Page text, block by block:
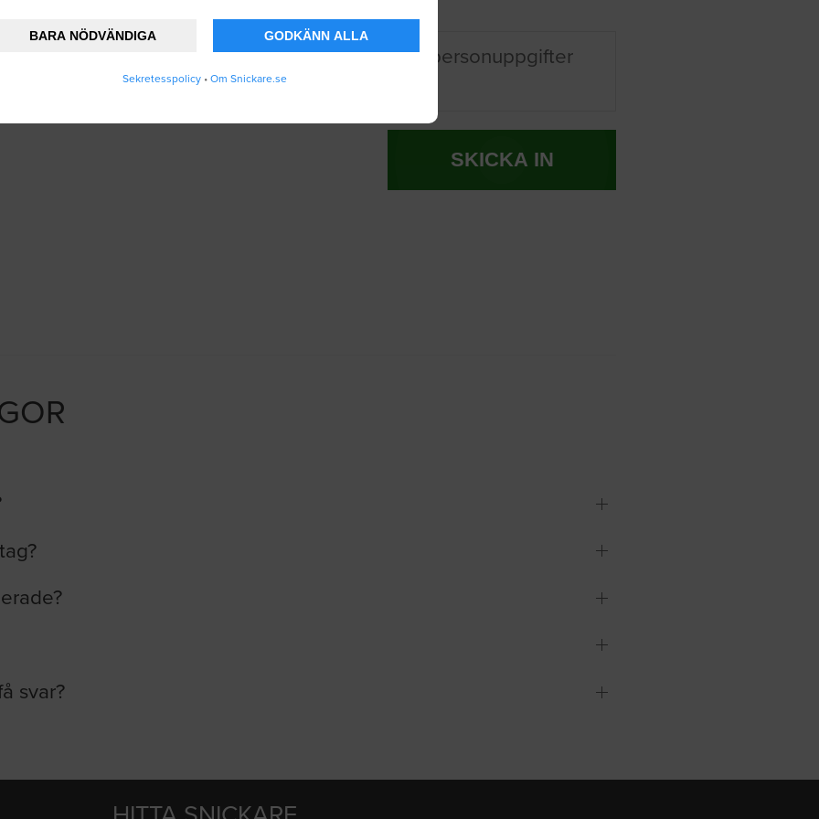
BARA NÖDVÄNDIGA GODKÄNN ALLA
Sekretesspolicy • Om Snickare.se
att Snickare.se lagrar och använder mina personuppgifter
.
SKICKA IN
svar?